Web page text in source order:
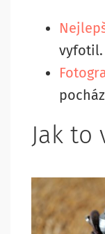
vyfotil.
Jak to